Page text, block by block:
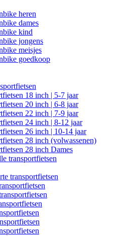
heren
dames
kind
jongens
meisjes
goedkoop
18 inch | 5-7 jaar
20 inch | 6-8 jaar
22 inch | 7-9 jaar
24 inch | 8-12 jaar
26 inch | 10-14 jaar
28 inch (volwassenen)
28 inch Dames
transportfietsen
transportfietsen